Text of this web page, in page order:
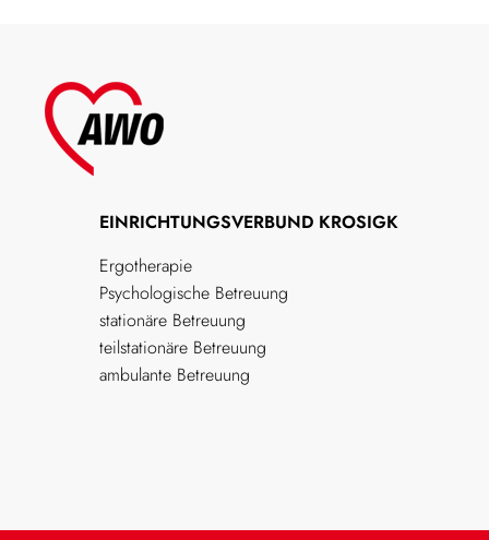
EINRICHTUNGSVERBUND KROSIGK
Ergotherapie
Psychologische Betreuung
stationäre Betreuung
teilstationäre Betreuung
ambulante Betreuung